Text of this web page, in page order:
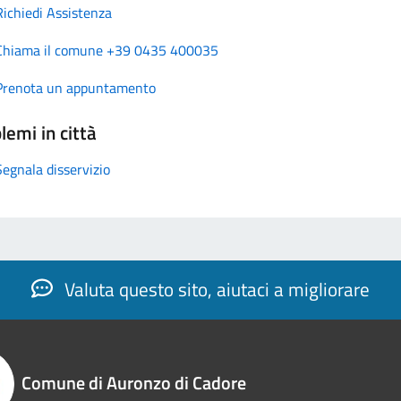
Assistenza
il comune +39 0435 400035
un appuntamento
in città
disservizio
Valuta questo sito, aiutaci a migliorare
Comune di Auronzo di Cadore